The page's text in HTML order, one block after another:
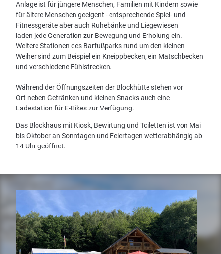
Anlage ist für jüngere Menschen, Familien mit Kindern sowie
für ältere Menschen geeigent - entsprechende Spiel- und
Fitnessgeräte aber auch Ruhebänke und Liegewiesen
laden jede Generation zur Bewegung und Erholung ein.
Weitere Stationen des Barfußparks rund um den kleinen
Weiher sind zum Beispiel ein Kneippbecken, ein Matschbecken
und verschiedene Fühlstrecken.
Während der Öffnungszeiten der Blockhütte stehen vor
Ort neben Getränken und kleinen Snacks auch eine
Ladestation für E-Bikes zur Verfügung.
Das Blockhaus mit Kiosk, Bewirtung und Toiletten ist von Mai
bis Oktober an Sonntagen und Feiertagen wetterabhängig ab
14 Uhr geöffnet.